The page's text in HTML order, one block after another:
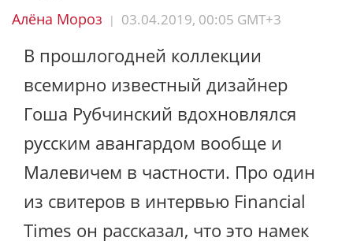
Алёна Мороз | 03.04.2019, 00:05 GMT+3
В прошлогодней коллекции
всемирно известный дизайнер
Гоша Рубчинский вдохновлялся
русским авангардом вообще и
Малевичем в частности. Про один
из свитеров в интервью Financial
Times он рассказал, что это намек